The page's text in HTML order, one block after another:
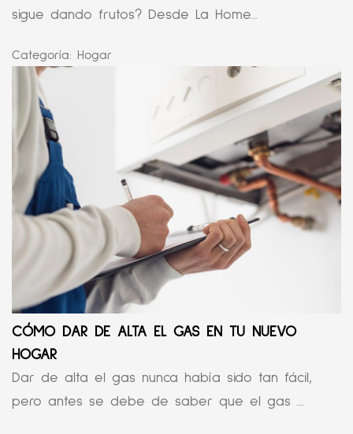
sigue dando frutos? Desde La Home...
Categoría: Hogar
CÓMO DAR DE ALTA EL GAS EN TU NUEVO
HOGAR
Dar de alta el gas nunca había sido tan fácil,
pero antes se debe de saber que el gas ...